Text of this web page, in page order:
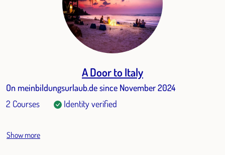
A Door to Italy
On meinbildungsurlaub.de since November 2024
2 Courses
Identity verified
Show more